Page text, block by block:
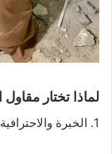
لماذا تختار
1. الخبرة والاحترافية